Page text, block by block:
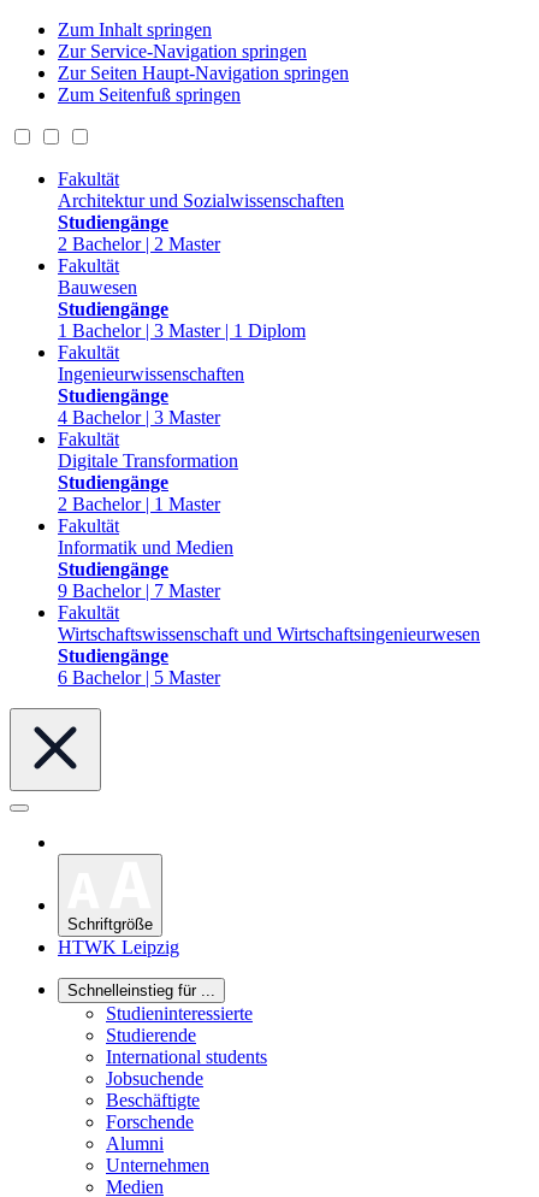
Zum Inhalt springen
Zur Service-Navigation springen
Zur Seiten Haupt-Navigation springen
Zum Seitenfuß springen
Fakultät
Architektur und Sozialwissenschaften
Studiengänge
2 Bachelor | 2 Master
Fakultät
Bauwesen
Studiengänge
1 Bachelor | 3 Master | 1 Diplom
Fakultät
Ingenieurwissenschaften
Studiengänge
4 Bachelor | 3 Master
Fakultät
Digitale Transformation
Studiengänge
2 Bachelor | 1 Master
Fakultät
Informatik und Medien
Studiengänge
9 Bachelor | 7 Master
Fakultät
Wirtschaftswissenschaft und Wirtschaftsingenieurwesen
Studiengänge
6 Bachelor | 5 Master
Schriftgröße
HTWK Leipzig
Schnelleinstieg für ...
Studieninteressierte
Studierende
International students
Jobsuchende
Beschäftigte
Forschende
Alumni
Unternehmen
Medien